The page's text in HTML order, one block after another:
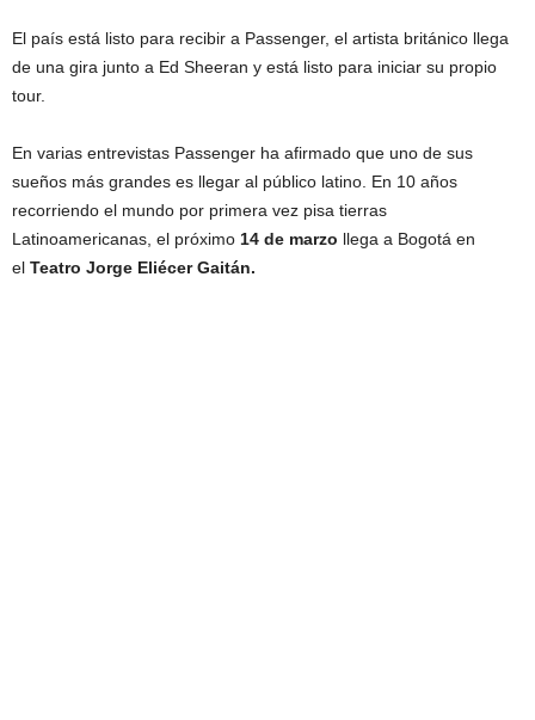
El país está listo para recibir a Passenger, el artista británico llega
de una gira junto a Ed Sheeran y está listo para iniciar su propio
tour.
En varias entrevistas Passenger ha afirmado que uno de sus
sueños más grandes es llegar al público latino. En 10 años
recorriendo el mundo por primera vez pisa tierras
Latinoamericanas, el próximo 14 de marzo llega a Bogotá en
el Teatro Jorge Eliécer Gaitán.